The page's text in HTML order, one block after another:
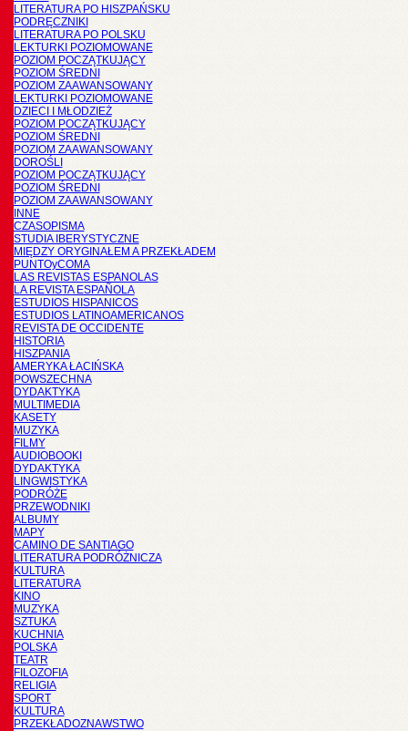
LITERATURA PO HISZPAŃSKU
PODRĘCZNIKI
LITERATURA PO POLSKU
LEKTURKI POZIOMOWANE
POZIOM POCZĄTKUJĄCY
POZIOM ŚREDNI
POZIOM ZAAWANSOWANY
LEKTURKI POZIOMOWANE
DZIECI I MŁODZIEŻ
POZIOM POCZĄTKUJĄCY
POZIOM ŚREDNI
POZIOM ZAAWANSOWANY
DOROŚLI
POZIOM POCZĄTKUJĄCY
POZIOM ŚREDNI
POZIOM ZAAWANSOWANY
INNE
CZASOPISMA
STUDIA IBERYSTYCZNE
MIĘDZY ORYGINAŁEM A PRZEKŁADEM
PUNTOyCOMA
LAS REVISTAS ESPANOLAS
LA REVISTA ESPAÑOLA
ESTUDIOS HISPANICOS
ESTUDIOS LATINOAMERICANOS
REVISTA DE OCCIDENTE
HISTORIA
HISZPANIA
AMERYKA ŁACIŃSKA
POWSZECHNA
DYDAKTYKA
MULTIMEDIA
KASETY
MUZYKA
FILMY
AUDIOBOOKI
DYDAKTYKA
LINGWISTYKA
PODRÓŻE
PRZEWODNIKI
ALBUMY
MAPY
CAMINO DE SANTIAGO
LITERATURA PODRÓŻNICZA
KULTURA
LITERATURA
KINO
MUZYKA
SZTUKA
KUCHNIA
POLSKA
TEATR
FILOZOFIA
RELIGIA
SPORT
KULTURA
PRZEKŁADOZNAWSTWO